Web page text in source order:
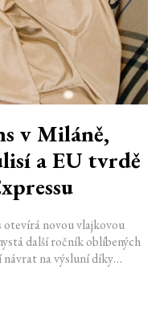
v Miláně,
a EU tvrdě
otevírá novou vlajkovou
další ročník oblíbených
na výsluní díky